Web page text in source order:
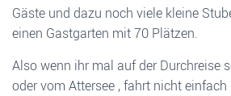
Gäste und dazu noch viele kleine
einen Gastgarten mit 70 Plätzen.
Also wenn ihr mal auf der Durchreise
oder vom Attersee , fahrt nicht